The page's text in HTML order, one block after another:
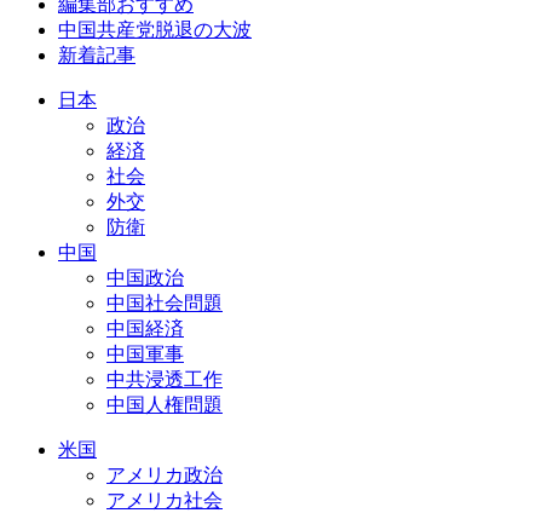
編集部おすすめ
中国共産党脱退の大波
新着記事
日本
政治
経済
社会
外交
防衛
中国
中国政治
中国社会問題
中国経済
中国軍事
中共浸透工作
中国人権問題
米国
アメリカ政治
アメリカ社会